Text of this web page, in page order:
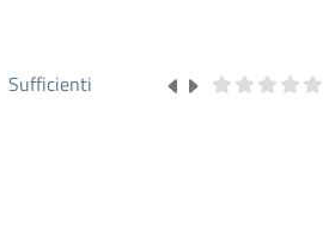
Sufficienti